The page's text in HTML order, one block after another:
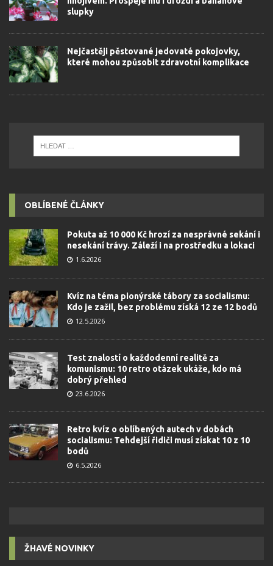
slupky
Nejčastěji pěstované jedovaté pokojovky,
které mohou způsobit zdravotní komplikace
OBLÍBENÉ ČLÁNKY
Pokuta až 10 000 Kč hrozí za nesprávné sekání i
nesekání trávy. Záleží i na prostředku a lokaci
1.6.2026
Kvíz na téma pionýrské tábory za socialismu:
Kdo je zažil, bez problému získá 12 ze 12 bodů
12.5.2026
Test znalostí o každodenní realitě za
komunismu: 10 retro otázek ukáže, kdo má
dobrý přehled
23.6.2026
Retro kvíz o oblíbených autech v dobách
socialismu: Tehdejší řidiči musí získat 10 z 10
bodů
6.5.2026
ŽHAVÉ NOVINKY